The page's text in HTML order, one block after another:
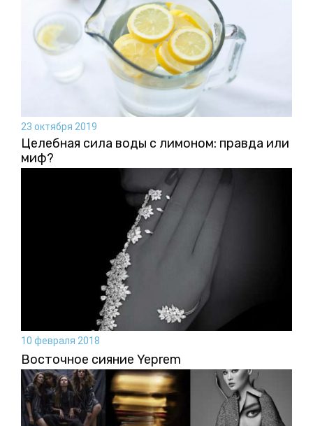
23 октября 2019
Целебная сила воды с лимоном: правда или
миф?
10 февраля 2018
Восточное сияние Yeprem